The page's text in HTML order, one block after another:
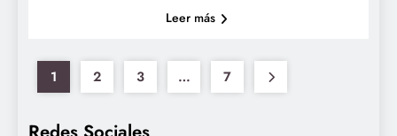
Leer más
1 2 3 … 7